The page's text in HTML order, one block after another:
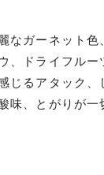
なガーネット
、ドライフルー
じるアタック、
味、とがりが一